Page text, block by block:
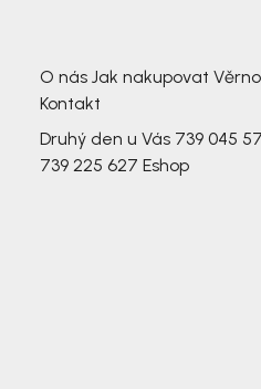
O nás Jak nakupovat
Kontakt
Druhý den u Vás 739 045
739 225 627 Eshop